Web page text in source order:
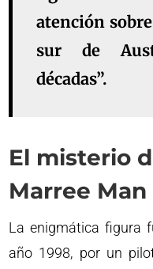
atención
sur de
décadas”.
El misterio
Marree Man
La enigmática figura
año 1998, por un